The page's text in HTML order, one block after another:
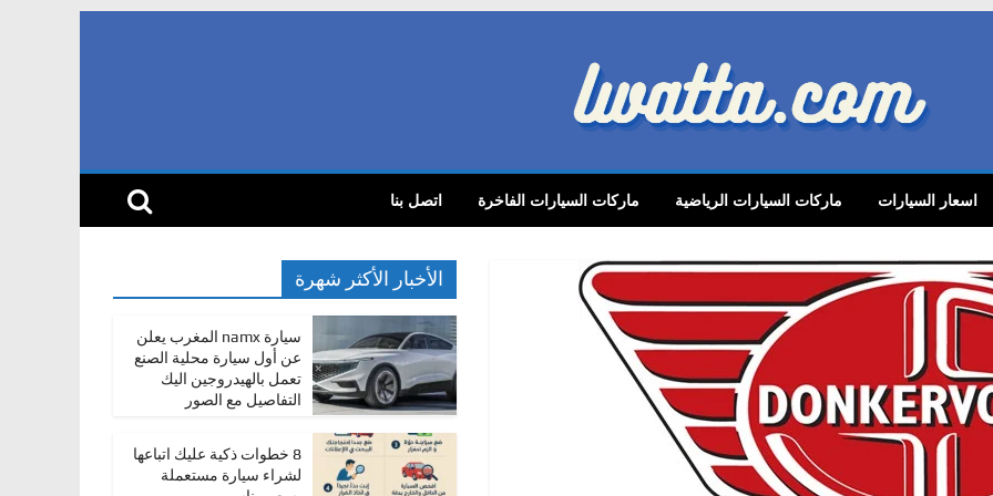
اسعار السيارات ماركات السيارات الرياضية ماركات السيارات الفاخرة اتصل بنا
الأخبار الأكثر شهرة
سيارة namx المغرب يعلن
عن أول سيارة محلية الصنع
تعمل بالهيدروجين اليك
التفاصيل مع الصور
8 خطوات ذكية عليك اتباعها
لشراء سيارة مستعملة